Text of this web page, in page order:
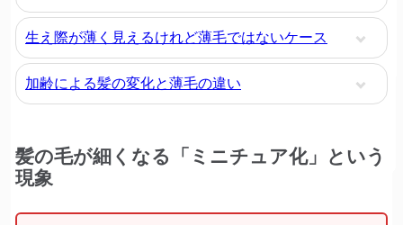
生え際が薄く見えるけれど薄毛ではないケース
加齢による髪の変化と薄毛の違い
髪の毛が細くなる「ミニチュア化」という
現象